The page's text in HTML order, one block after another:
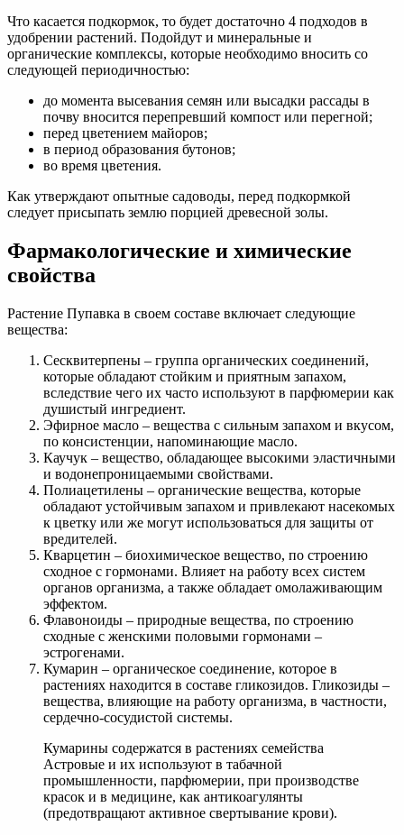
Что касается подкормок, то будет достаточно 4 подходов в
удобрении растений. Подойдут и минеральные и
органические комплексы, которые необходимо вносить со
следующей периодичностью:
до момента высевания семян или высадки рассады в
почву вносится перепревший компост или перегной;
перед цветением майоров;
в период образования бутонов;
во время цветения.
Как утверждают опытные садоводы, перед подкормкой
следует присыпать землю порцией древесной золы.
Фармакологические и химические
свойства
Растение Пупавка в своем составе включает следующие
вещества:
Сесквитерпены – группа органических соединений,
которые обладают стойким и приятным запахом,
вследствие чего их часто используют в парфюмерии как
душистый ингредиент.
Эфирное масло – вещества с сильным запахом и вкусом,
по консистенции, напоминающие масло.
Каучук – вещество, обладающее высокими эластичными
и водонепроницаемыми свойствами.
Полиацетилены – органические вещества, которые
обладают устойчивым запахом и привлекают насекомых
к цветку или же могут использоваться для защиты от
вредителей.
Кварцетин – биохимическое вещество, по строению
сходное с гормонами. Влияет на работу всех систем
органов организма, а также обладает омолаживающим
эффектом.
Флавоноиды – природные вещества, по строению
сходные с женскими половыми гормонами –
эстрогенами.
Кумарин – органическое соединение, которое в
растениях находится в составе гликозидов. Гликозиды –
вещества, влияющие на работу организма, в частности,
сердечно-сосудистой системы.
Кумарины содержатся в растениях семейства
Астровые и их используют в табачной
промышленности, парфюмерии, при производстве
красок и в медицине, как антикоагулянты
(предотвращают активное свертывание крови).